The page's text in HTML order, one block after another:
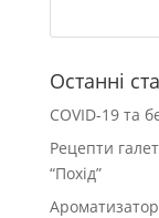
Останні
COVID-19 та
Рецепти
“Похід”